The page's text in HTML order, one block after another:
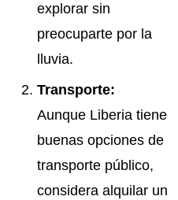
explorar sin
preocuparte por la
lluvia.
Transporte:
Aunque Liberia tiene
buenas opciones de
transporte público,
considera alquilar un